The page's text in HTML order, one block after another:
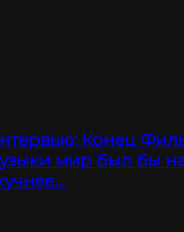
Конец
мир был бы